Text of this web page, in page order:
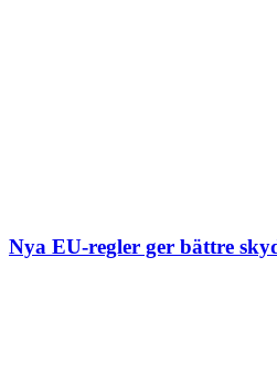
Nya EU-regler ger bättre